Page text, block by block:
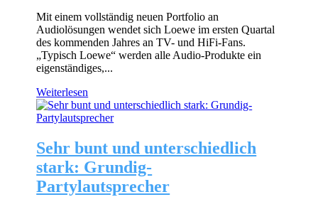
Mit einem vollständig neuen Portfolio an
Audiolösungen wendet sich Loewe im ersten Quartal
des kommenden Jahres an TV- und HiFi-Fans.
„Typisch Loewe“ werden alle Audio-Produkte ein
eigenständiges,...
Weiterlesen
Sehr bunt und unterschiedlich
stark: Grundig-
Partylautsprecher